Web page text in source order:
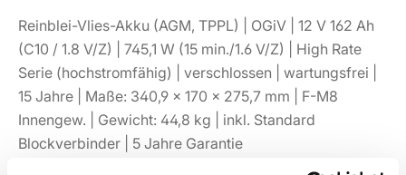
Reinblei-Vlies-Akku (AGM, TPPL) | OGiV | 12 V 162 Ah
(C10 / 1.8 V/Z) | 745,1 W (15 min./1.6 V/Z) | High Rate
Serie (hochstromfähig) | verschlossen | wartungsfrei |
15 Jahre | Maße: 340,9 × 170 × 275,7 mm | F-M8
Innengew. | Gewicht: 44,8 kg | inkl. Standard
Blockverbinder | 5 Jahre Garantie